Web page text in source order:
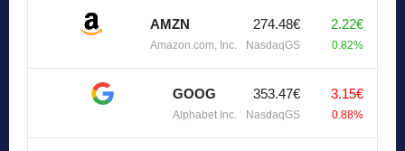
AMZN
Amazon.com, Inc.
274.48€
NasdaqGS
2.22€
0.82%
GOOG
Alphabet Inc.
353.47€
NasdaqGS
3.15€
0.88%